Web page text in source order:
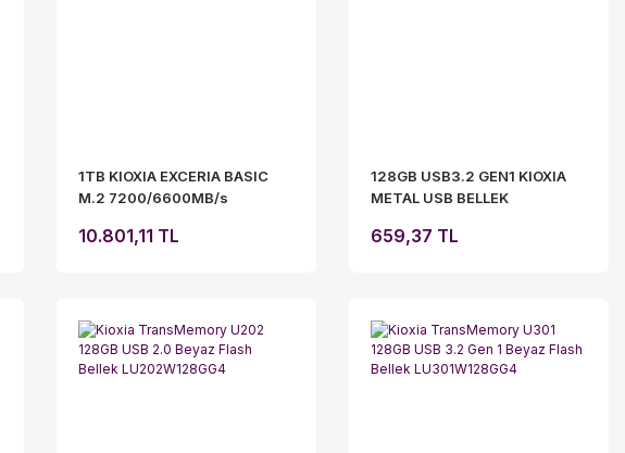
1TB KIOXIA EXCERIA BASIC
M.2 7200/6600MB/s
10.801,11 TL
128GB USB3.2 GEN1 KIOXIA
METAL USB BELLEK
659,37 TL